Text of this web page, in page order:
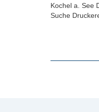
Kochel a. See
Suche